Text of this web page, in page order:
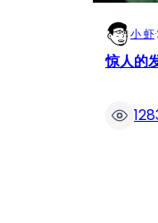
小 虾·
惊人的